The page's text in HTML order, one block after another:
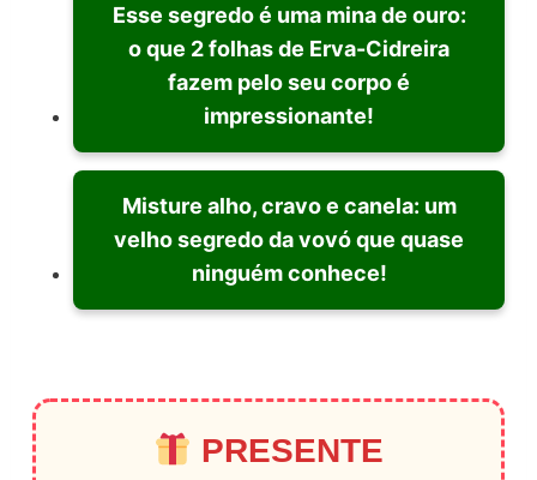
Esse segredo é uma mina de ouro:
o que 2 folhas de Erva-Cidreira
fazem pelo seu corpo é
impressionante!
Misture alho, cravo e canela: um
velho segredo da vovó que quase
ninguém conhece!
PRESENTE